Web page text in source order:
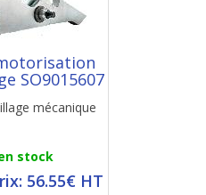
SO9015607
mécanique
stock
56.55€ HT